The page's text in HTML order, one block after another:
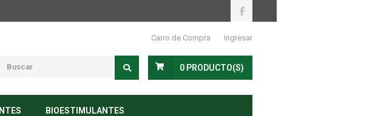
Carro de Compra Ingresar
0 PRODUCTO(S)
BIOESTIMULANTES